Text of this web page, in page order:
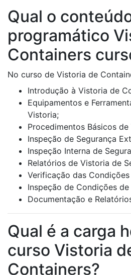
Qual o
programático
Containers
No curso de Vistoria de
Introdução à Vistoria de
Equipamentos e
Vistoria;
Procedimentos Básicos
Inspeção de Segurança
Inspeção Interna de
Relatórios de Vistoria de
Verificação das
Inspeção de Condições
Documentação e
Qual é a carga
curso Vistoria
Containers?